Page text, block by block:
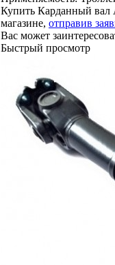
Купить Карданный
магазине, отправив
Вас может
Быстрый просмотр